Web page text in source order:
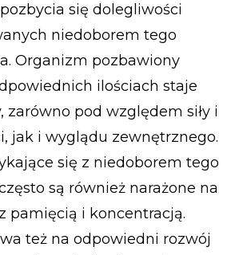
się dolegliwości
niedoborem tego
Organizm pozbawiony
ilościach staje
zarówno pod względem siły i
jak i wyglądu zewnętrznego.
się z niedoborem tego
są również narażone na
pamięcią i koncentracją.
też na odpowiedni rozwój